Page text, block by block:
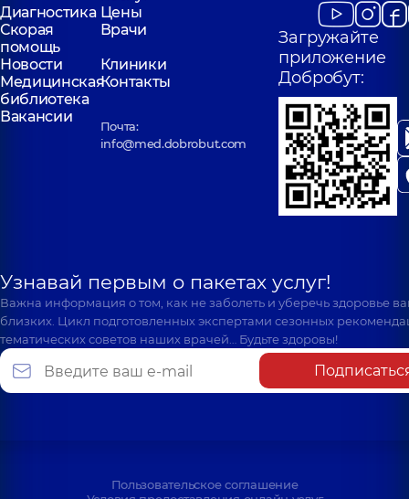
Святошинская, 3-Б, г.
Киев
Драгоманова,
Киев
Диагностика Цены
Скорая
помощь
Врачи
Новости
Клиники
Медицинская
библиотека
Контакты
Вакансии
Почта:
info@med.dobrobut.com
Загружайте
приложение
Добробут:
Узнавай первым о пакетах услуг!
Важна информация о том, как не заболеть и уберечь здоровье
близких. Цикл подготовленных экспертами сезонных
тематических советов наших врачей… Будьте здоровы!
Пользовательское соглашение